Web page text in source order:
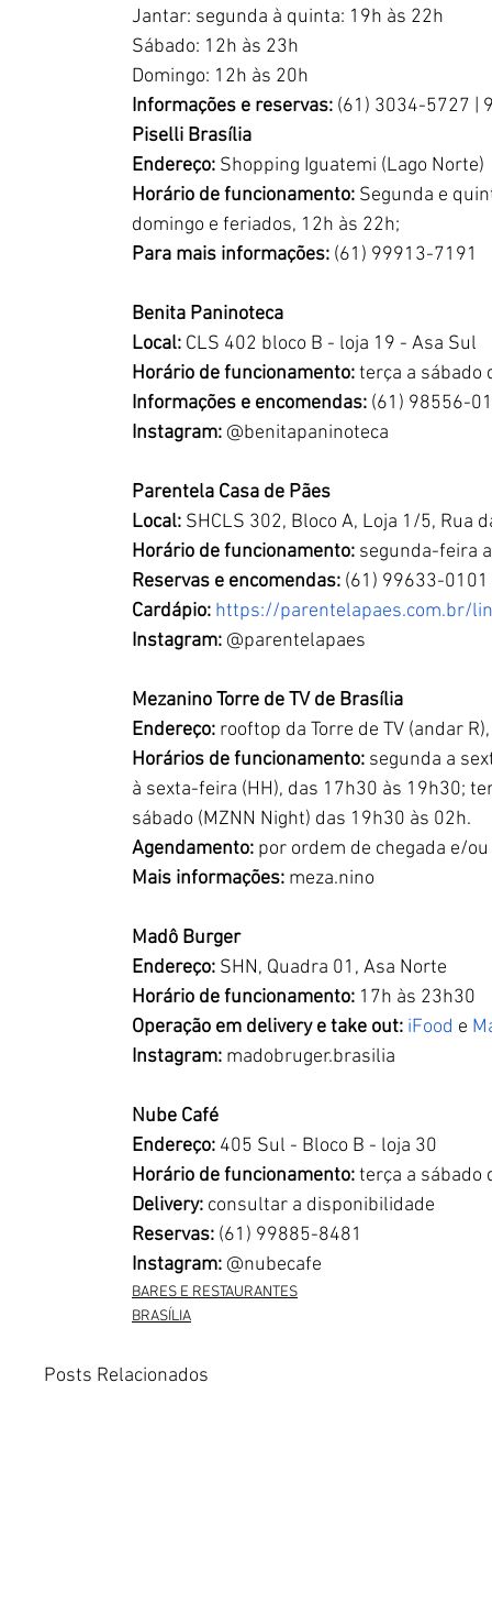
Jantar: segunda à quinta: 19h às 22h
Sábado: 12h às 23h
Domingo: 12h às 20h
Informações e reservas: (61) 3034-5727 |
Piselli Brasília
Endereço: Shopping Iguatemi (Lago Norte)
Horário de funcionamento: Segunda e
domingo e feriados, 12h às 22h;
Para mais informações: (61) 99913-7191
Benita Paninoteca
Local: CLS 402 bloco B - loja 19 - Asa Sul
Horário de funcionamento: terça a sábado
Informações e encomendas: (61) 98556-
Instagram: @benitapaninoteca
Parentela Casa de Pães
Local: SHCLS 302, Bloco A, Loja 1/5, Rua
Horário de funcionamento: segunda-feira
Reservas e encomendas: (61) 99633-
Cardápio: https://parentelapaes.com.br/
Instagram: @parentelapaes
Mezanino Torre de TV de Brasília
Endereço: rooftop da Torre de TV (andar
Horários de funcionamento: segunda a
à sexta-feira (HH), das 17h30 às 19h30;
sábado (MZNN Night) das 19h30 às 02h.
Agendamento: por ordem de chegada e/
Mais informações: meza.nino
Madô Burger
Endereço: SHN, Quadra 01, Asa Norte
Horário de funcionamento: 17h às 23h30
Operação em delivery e take out: iFood e
Instagram: madobruger.brasilia
Nube Café
Endereço: 405 Sul - Bloco B - loja 30
Horário de funcionamento: terça a sábado
Delivery: consultar a disponibilidade
Reservas: (61) 99885-8481
Instagram: @nubecafe
BARES E RESTAURANTES
BRASÍLIA
Posts Relacionados